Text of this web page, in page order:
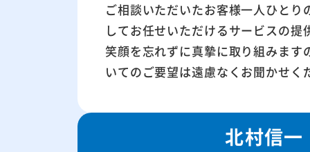
ご相談いただいたお客様一人ひとり
してお任せいただけるサービスの提
笑顔を忘れずに真摯に取り組みます
いてのご要望は遠慮なくお聞かせく
北村信一